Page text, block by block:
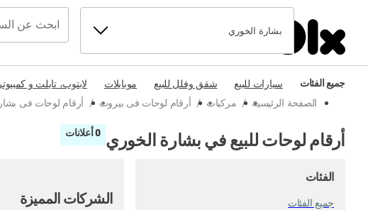
بشارة الخوري
جميع الفئات سيارات للبيع شقق وفلل للبيع موبايلات لابتوب، تابلت و كمبيوتر
الصفحة الرئيسية / مركبات / أرقام لوحات فى بيروت / أرقام لوحات فى
أرقام لوحات للبيع في بشارة الخوري 0 أعلانات
الفئات
جميع الفئات
الشركات المميزة